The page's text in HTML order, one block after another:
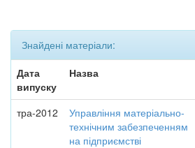
Знайдені матеріали:
Дата
випуску
Назва
тра-2012
Управління матеріально-
технічним забезпеченням
на підприємстві